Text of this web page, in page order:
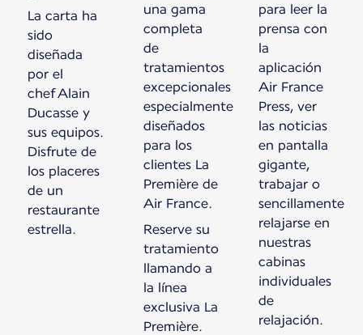
La carta ha
sido
diseñada
por el
chef Alain
Ducasse y
sus equipos.
Disfrute de
los placeres
de un
restaurante
estrella.
una gama
completa
de
tratamientos
excepcionales
especialmente
diseñados
para los
clientes La
Première de
Air France.
Reserve su
tratamiento
llamando a
la línea
exclusiva La
Première.
para leer la
prensa con
la
aplicación
Air France
Press, ver
las noticias
en pantalla
gigante,
trabajar o
sencillamente
relajarse en
nuestras
cabinas
individuales
de
relajación.